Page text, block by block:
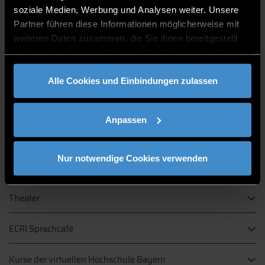
soziale Medien, Werbung und Analysen weiter. Unsere
Partner führen diese Informationen möglicherweise mit
weiteren Daten zusammen, die Sie ihnen bereitgestellt
gesammelt haben.
Alle Cookies und Einbindungen zulassen
Anpassen
Nur notwendige Cookies verwenden
vorbehalten!)
zusatzangebote während des
Theater
ECRI Sprachcafé
Kurse der virtuellen Hochschule Bayern